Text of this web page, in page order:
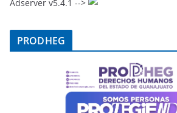
Adserver v5.4.1 -->
PRODHEG